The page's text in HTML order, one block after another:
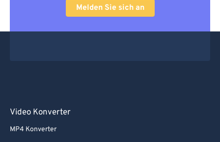
Melden Sie sich an
Video Konverter
MP4 Konverter